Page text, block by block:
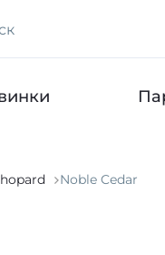
Noble Cedar